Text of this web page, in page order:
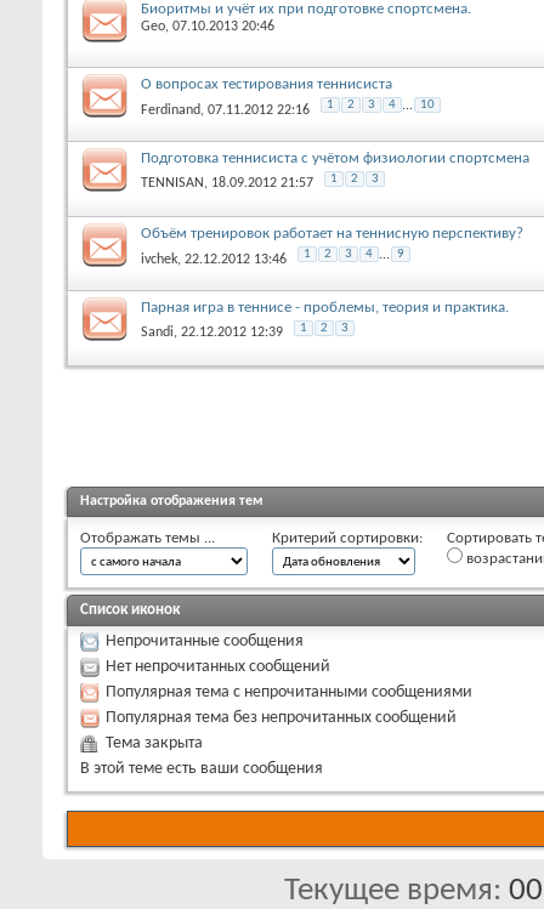
Биоритмы и учёт их при подготовке спортсмена.
Geo, 07.10.2013 20:46
О вопросах тестирования теннисиста
Ferdinand, 07.11.2012 22:16 1 2 3 4 ... 10
Подготовка теннисиста с учётом физиологии спортсмена
TENNISAN , 18.09.2012 21:57 1 2 3
Объём тренировок работает на теннисную перспективу?
ivchek, 22.12.2012 13:46 1 2 3 4 ... 9
Парная игра в теннисе - проблемы, теория и практика.
Sandi, 22.12.2012 12:39 1 2 3
Настройка отображения тем
Отображать темы ... Критерий сортировки:
Сортировать
Список иконок
Непрочитанные сообщения
Нет непрочитанных сообщений
Популярная тема с непрочитанными сообщениями
Популярная тема без непрочитанных сообщений
Тема закрыта
В этой теме есть ваши сообщения
Текущее время: